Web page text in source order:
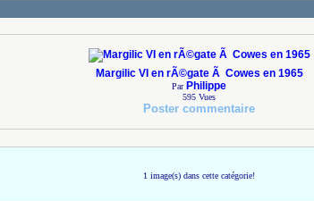
Margilic VI en rÃ©gate Ã Cowes en 1965
Par Philippe
595 Vues
Poster commentaire
1 image(s) dans cette catégorie!